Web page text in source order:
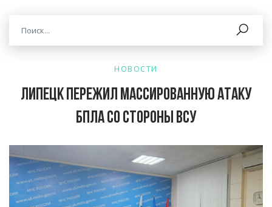
НОВОСТИ
Липецк пережил массированную атаку
БПЛА со стороны ВСУ